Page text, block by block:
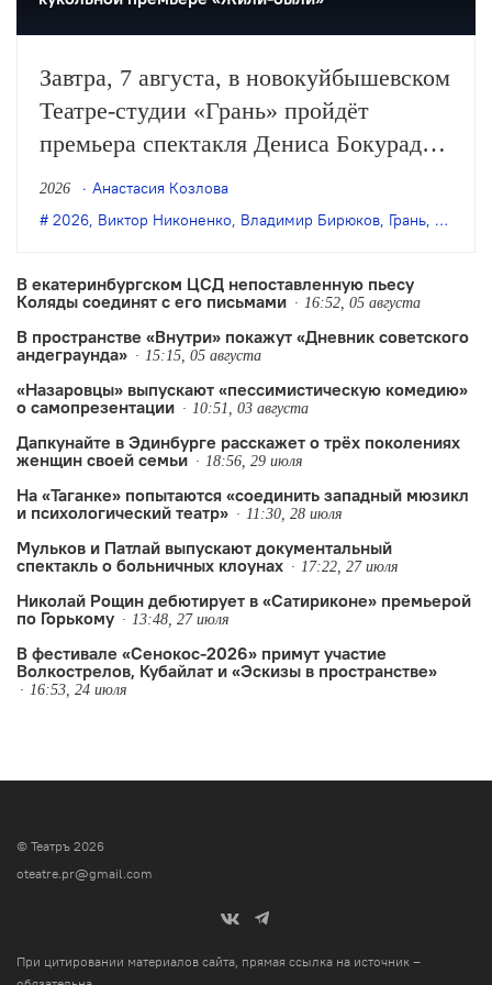
Завтра, 7 августа, в новокуйбышевском
Театре-студии «Грань» пройдёт
премьера спектакля Дениса Бокурадзе
«Жили-были» по пьесе Владимира
Бирюкова.
2026
Анастасия Козлова
2026, Виктор Никоненко, Владимир Бирюков, Грань, Денис
В екатеринбургском ЦСД непоставленную пьесу
Коляды соединят с его письмами
16:52, 05 августа
В пространстве «Внутри» покажут «Дневник советского
андеграунда»
15:15, 05 августа
«Назаровцы» выпускают «пессимистическую комедию»
о самопрезентации
10:51, 03 августа
Дапкунайте в Эдинбурге расскажет о трёх поколениях
женщин своей семьи
18:56, 29 июля
На «Таганке» попытаются «соединить западный мюзикл
и психологический театр»
11:30, 28 июля
Мульков и Патлай выпускают документальный
спектакль о больничных клоунах
17:22, 27 июля
Николай Рощин дебютирует в «Сатириконе» премьерой
по Горькому
13:48, 27 июля
В фестивале «Сенокос-2026» примут участие
Волкострелов, Кубайлат и «Эскизы в пространстве»
16:53, 24 июля
© Театръ 2026
oteatre.pr@gmail.com
При цитировании материалов сайта, прямая ссылка на источник –